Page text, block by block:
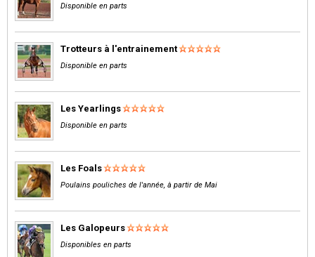
Disponible en parts
Trotteurs à l'entrainement
Disponible en parts
Les Yearlings
Disponible en parts
Les Foals
Poulains pouliches de l'année, à partir de Mai
Les Galopeurs
Disponibles en parts